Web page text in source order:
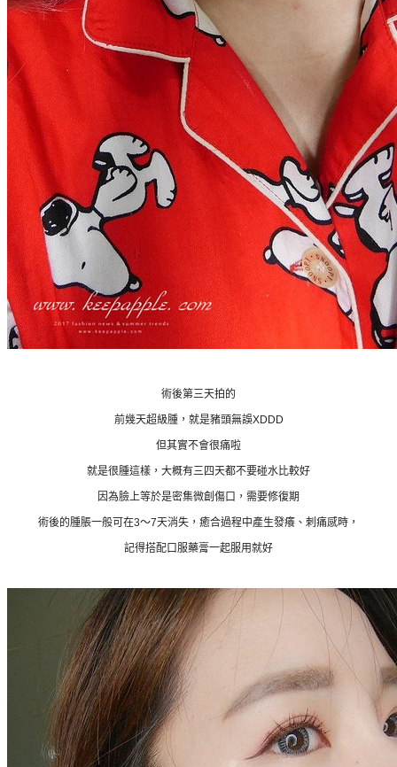
術後第三天拍的
前幾天超級腫，就是豬頭無誤XDDD
但其實不會很痛啦
就是很腫這樣，大概有三四天都不要碰水比較好
因為臉上等於是密集微創傷口，需要修復期
術後的腫脹一般可在3～7天消失，癒合過程中產生發癢、刺痛感時，
記得搭配口服藥膏一起服用就好